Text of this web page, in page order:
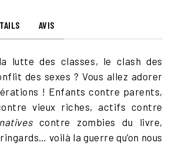
AVIS
lutte des classes, le clash des
des sexes ? Vous allez adorer
! Enfants contre parents,
vieux riches, actifs contre
natives contre zombies du livre,
voilà la guerre qu’on nous